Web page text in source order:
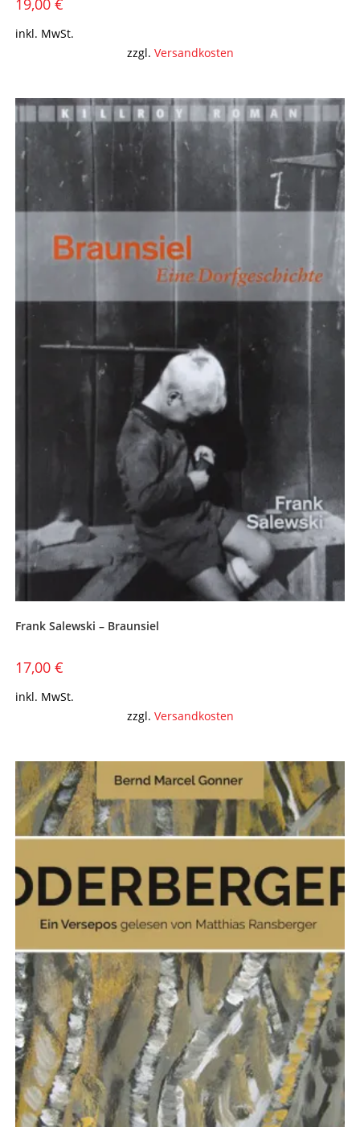
19,00 €
inkl. MwSt.
zzgl. Versandkosten
Frank Salewski – Braunsiel
17,00 €
inkl. MwSt.
zzgl. Versandkosten